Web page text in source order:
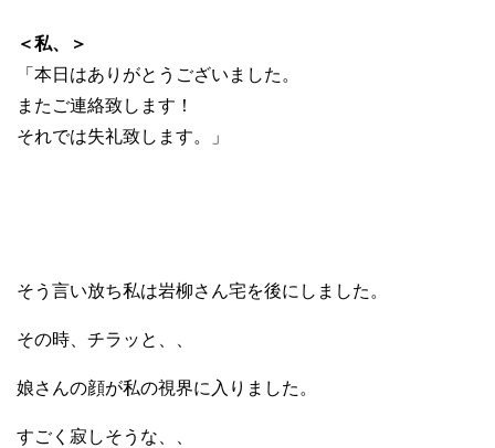
＜私、＞
「本日はありがとうございました。
またご連絡致します！
それでは失礼致します。」
そう言い放ち私は岩柳さん宅を後にしました。
その時、チラッと、、
娘さんの顔が私の視界に入りました。
すごく寂しそうな、、